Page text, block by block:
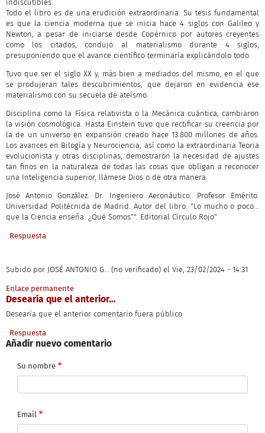
indiscutibles.
Todo el libro es de una erudición extraordinaria. Su tesis fundamental
es que la ciencia moderna que se inicia hace 4 siglos con Galileo y
Newton, a pesar de iniciarse desde Copérnico por autores creyentes
como los citados, condujo al materialismo durante 4 siglos,
presuponiendo que el avance científico terminaría explicándolo todo.
Tuvo que ser el siglo XX y, más bien a mediados del mismo, en el que
se produjeran tales descubrimientos, que dejaron en evidencia ese
materialismo con su secuela de ateísmo.
Disciplina como la Física relativista o la Mecánica cuántica, cambiaron
la visión cosmológica. Hasta Einstein tuvo que rectificar su creencia por
la de un universo en expansión creado hace 13.800 millones de años.
Los avances en Bilogía y Neurociencia, así como la extraordinaria Teoria
evolucionista y otras disciplinas, demostraron la necesidad de ajustes
tan finos en la naturaleza de todas las cosas que obligan a reconocer
una Inteligencia superior, llámese Dios o de otra manera.
José Antonio González. Dr. Ingeniero Aeronáutico. Profesor Emérito.
Universidad Politécnida de Madrid. Autor del libro: "Lo mucho o poco...
que la Ciencia enseña. ¿Qué Somos"". Editorial Círculo Rojo"
Respuesta
Subido por JOSÉ ANTONIO G… (no verificado) el Vie, 23/02/2024 - 14:31
Enlace permanente
Desearía que el anterior…
Desearía que el anterior comentario fuera público
Respuesta
Añadir nuevo comentario
Su nombre
Email